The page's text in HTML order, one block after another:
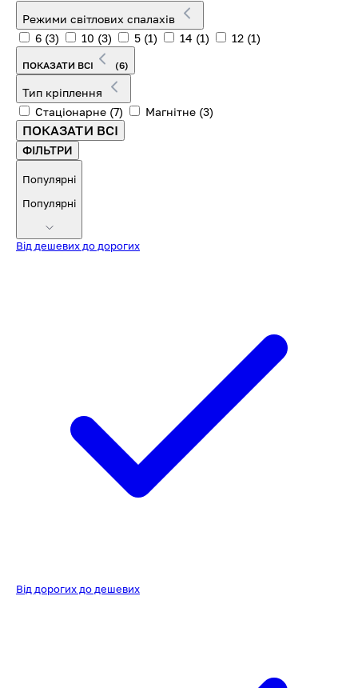
Режими світлових спалахів
6 (3) 10 (3) 5 (1) 14 (1) 12 (1)
ПОКАЗАТИ ВСІ (6)
Тип кріплення
Стаціонарне (7) Магнітне (3)
ПОКАЗАТИ ВСІ
ФІЛЬТРИ
Популярні
Популярні
Від дешевих до дорогих
Від дорогих до дешевих